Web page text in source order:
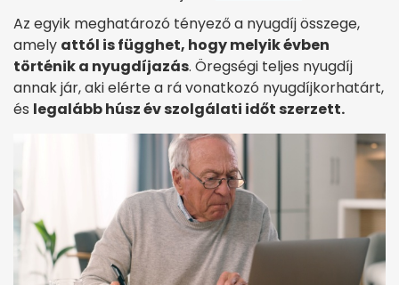
Az egyik meghatározó tényező a nyugdíj összege,
amely attól is függhet, hogy melyik évben
történik a nyugdíjazás. Öregségi teljes nyugdíj
annak jár, aki elérte a rá vonatkozó nyugdíjkorhatárt,
és legalább húsz év szolgálati időt szerzett.